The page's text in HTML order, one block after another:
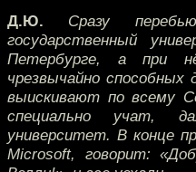
Д.Ю. Сразу
государственный
Петербурге, а при
чрезвычайно
выискивают по всему
специально учат,
университет. В конце
Microsoft, говорит: